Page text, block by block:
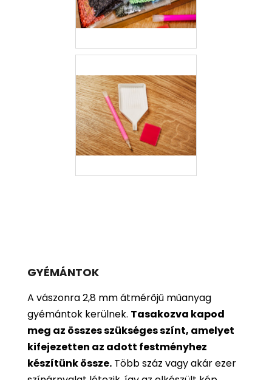
GYÉMÁNTOK
A vászonra 2,8 mm átmérőjű műanyag
gyémántok kerülnek. Tasakozva kapod
meg az összes szükséges színt, amelyet
kifejezetten az adott festményhez
készítünk össze. Több száz vagy akár ezer